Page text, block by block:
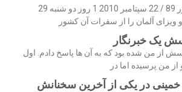
چهارشنبه 31 شهریور 89 / 22 سپتامبر 2010 1 روز دو شنبه 29
ویزای آلمان را از سفرات آن کشور
یک خبرنگار
از من شده بود که به آن ها پاسخ دادم. اول
من پرسیده اما در
خمینی در یکی از آخرین سخنانش